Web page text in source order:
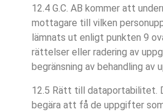
12.4 G.C. AB kommer att
mottagare till vilken
lämnats ut enligt punkten 9
rättelser eller radering av
begränsning av behandling av
12.5 Rätt till dataportabilitet.
begära att få de uppgifter